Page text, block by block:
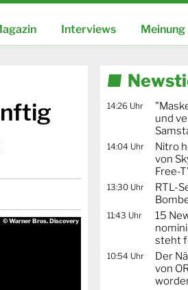
Interviews Meinung
© Warner Bros. Discovery
14:26 Uhr
und
14:04 Uhr
Nitro
von
Free-
13:30 Uhr
RTL-
11:43 Uhr
15
steht
10:54 Uhr
Der
von